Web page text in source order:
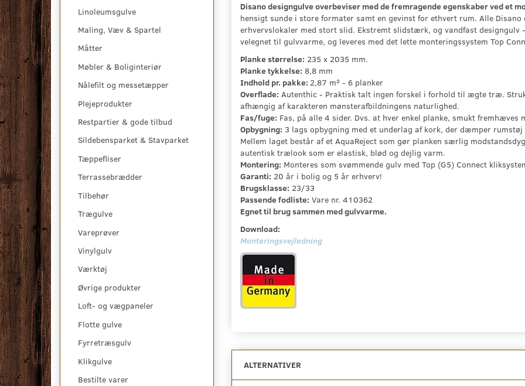
Linoleumsgulve
Maling, Væv & Spartel
Måtter
Møbler & Boliginteriør
Nålefilt og messetæpper
Plejeprodukter
Restpartier & gode tilbud
Sildebensparket & Stavparket
Tæppefliser
Terrassebrædder
Tilbehør
Trægulve
Vareprøver
Vinylgulv
Værktøj
Øvrige produkter
Loft- og vægpaneler
Flotte gulve
Fyrretræsgulv
Klikgulve
Bestilte varer
Disano designgulve overbeviser med de fremragende egenskaber ved et
hensigt sunde i store formater samt en gevinst for ethvert rum. Alle
erhvervslokaler med stort slid. Ekstremt slidstærk, og vandfast designgulv
velegnet til gulvvarme, og leveres med det lette monteringssystem Top
Planke størrelse: 235 x 2035 mm.
Planke tykkelse: 8,8 mm
Indhold pr. pakke: 2,87 m² - 6 planker
Overflade: Autenthic - Praktisk talt ingen forskel i forhold til ægte træ.
afhængig af karakteren mønsterafbildningens naturlighed.
Fas/fuge: Fas, på alle 4 sider. Dvs. at hver enkel planke, smukt fremhæves
Opbygning: 3 lags opbygning med et underlag af kork, der dæmper
Mellem laget består af et AquaReject som gør planken særlig
autentisk trælook som er elastisk, blød og dejlig varm.
Montering: Monteres som svømmende gulv med Top (G5) Connect
Garanti: 20 år i bolig og 5 år erhverv!
Brugsklasse: 23/33
Passende fodliste: Vare nr. 410362
Egnet til brug sammen med gulvvarme.
Download:
Monteringsvejledning
ALTERNATIVER